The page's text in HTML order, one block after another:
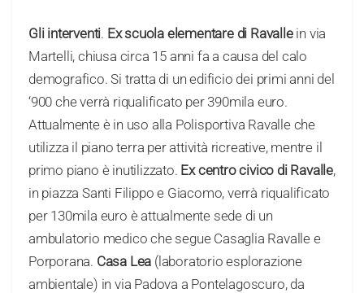
Gli interventi. Ex scuola elementare di Ravallein via
Martelli, chiusa circa 15 anni fa a causa del calo
demografico. Si tratta di un edificio dei primi anni del
‘900 che verrà riqualificato per 390mila euro.
Attualmente è in uso alla Polisportiva Ravalle che
utilizza il piano terra per attività ricreative, mentre il
primo piano è inutilizzato. Ex centro civico di Ravalle,
in piazza Santi Filippo e Giacomo, verrà riqualificato
per 130mila euro è attualmente sede di un
ambulatorio medico che segue Casaglia Ravalle e
Porporana. Casa Lea (laboratorio esplorazione
ambientale) in via Padova a Pontelagoscuro, da